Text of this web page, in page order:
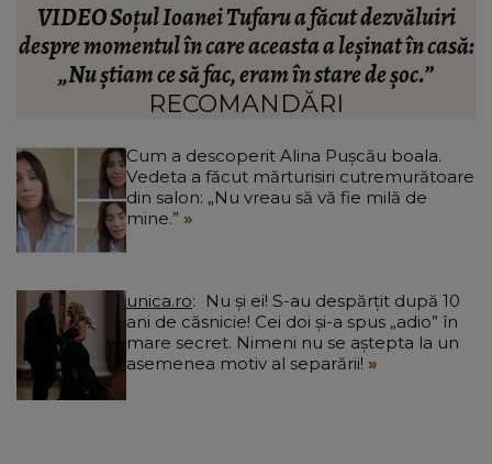
Cătălin Crișan dezvăluie motivul despărțirii de
Camelia Tabără. Ce a spus artistul despre
standardele fostei partenere: „Nu pot să...”
RECOMANDĂRI
Cum a descoperit Alina Pușcău boala.
Vedeta a făcut mărturisiri cutremurătoare
din salon: „Nu vreau să vă fie milă de
mine.”
unica.ro
ani de căsnicie! Cei doi și-a spus „adio” în
mare secret. Nimeni nu se aștepta la un
asemenea motiv al separării!